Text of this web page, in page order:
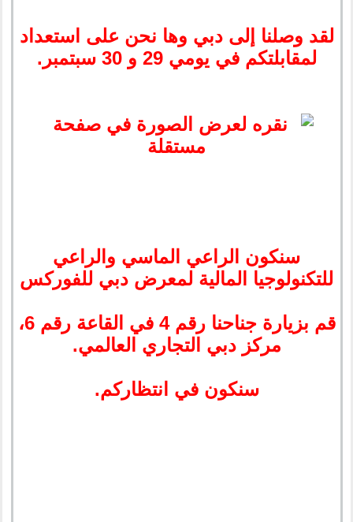
لقد وصلنا إلى دبي وها نحن على استعداد
لمقابلتكم في يومي 29 و 30 سبتمبر.
سنكون الراعي الماسي والراعي
للتكنولوجيا المالية لمعرض دبي للفوركس
قم بزيارة جناحنا رقم 4 في القاعة رقم 6،
مركز دبي التجاري العالمي.
سنكون في انتظاركم.